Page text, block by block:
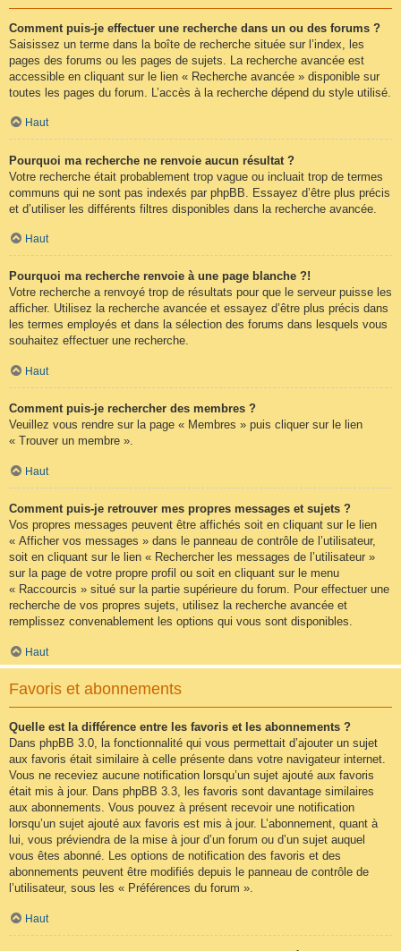
Comment puis-je effectuer une recherche dans un ou des forums ?
Saisissez un terme dans la boîte de recherche située sur l’index, les
pages des forums ou les pages de sujets. La recherche avancée est
accessible en cliquant sur le lien « Recherche avancée » disponible sur
toutes les pages du forum. L’accès à la recherche dépend du style utilisé.
Haut
Pourquoi ma recherche ne renvoie aucun résultat ?
Votre recherche était probablement trop vague ou incluait trop de termes
communs qui ne sont pas indexés par phpBB. Essayez d’être plus précis
et d’utiliser les différents filtres disponibles dans la recherche avancée.
Haut
Pourquoi ma recherche renvoie à une page blanche ?!
Votre recherche a renvoyé trop de résultats pour que le serveur puisse les
afficher. Utilisez la recherche avancée et essayez d’être plus précis dans
les termes employés et dans la sélection des forums dans lesquels vous
souhaitez effectuer une recherche.
Haut
Comment puis-je rechercher des membres ?
Veuillez vous rendre sur la page « Membres » puis cliquer sur le lien
« Trouver un membre ».
Haut
Comment puis-je retrouver mes propres messages et sujets ?
Vos propres messages peuvent être affichés soit en cliquant sur le lien
« Afficher vos messages » dans le panneau de contrôle de l’utilisateur,
soit en cliquant sur le lien « Rechercher les messages de l’utilisateur »
sur la page de votre propre profil ou soit en cliquant sur le menu
« Raccourcis » situé sur la partie supérieure du forum. Pour effectuer une
recherche de vos propres sujets, utilisez la recherche avancée et
remplissez convenablement les options qui vous sont disponibles.
Haut
Favoris et abonnements
Quelle est la différence entre les favoris et les abonnements ?
Dans phpBB 3.0, la fonctionnalité qui vous permettait d’ajouter un sujet
aux favoris était similaire à celle présente dans votre navigateur internet.
Vous ne receviez aucune notification lorsqu’un sujet ajouté aux favoris
était mis à jour. Dans phpBB 3.3, les favoris sont davantage similaires
aux abonnements. Vous pouvez à présent recevoir une notification
lorsqu’un sujet ajouté aux favoris est mis à jour. L’abonnement, quant à
lui, vous préviendra de la mise à jour d’un forum ou d’un sujet auquel
vous êtes abonné. Les options de notification des favoris et des
abonnements peuvent être modifiés depuis le panneau de contrôle de
l’utilisateur, sous les « Préférences du forum ».
Haut